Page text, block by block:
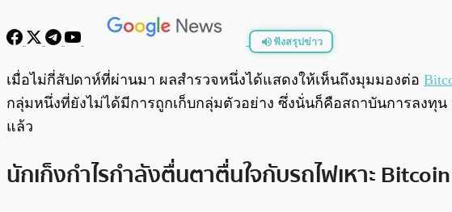
ฟังสรุปข่าว
พร้อมเล่น
เมื่อไม่กี่สัปดาห์ที่ผ่านมา ผลสำรวจหนึ่งได้แสดงให้เห็นถึงมุมมองต่อ
กลุ่มหนึ่งที่ยังไม่ได้มีการถูกเก็บกลุ่มตัวอย่าง ซึ่งนั่นก็คือสถาบันการลงทุ
แล้ว
นักเก็งกำไรกำลังตื่นตาตื่นใจกับรถไฟเหาะ Bitcoin